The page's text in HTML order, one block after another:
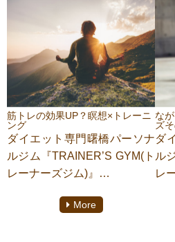
筋トレの効果UP？瞑想×トレーニ
ング
ダイエット専門曙橋パーソナ
ルジム『TRAINER’S GYM(ト
レーナーズジム)』
をしております【清瀬 淳】が
More
な
ズ
ダ
ル
レ
を